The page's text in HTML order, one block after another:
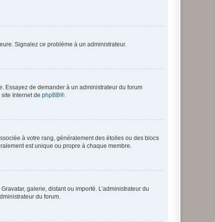
Signalez ce problème à un administrateur.
Essayez de demander à un administrateur du forum
Internet de phpBB®.
à votre rang, généralement des étoiles ou des blocs
est unique ou propre à chaque membre.
galerie, distant ou importé. L’administrateur du
du forum.